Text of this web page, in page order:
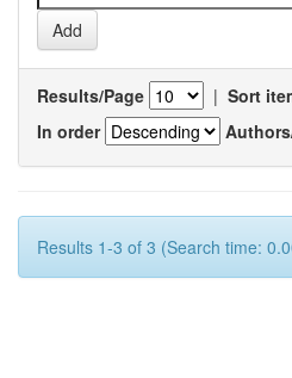
Results/Page | Sort
In order
Results 1-3 of 3 (Search time: